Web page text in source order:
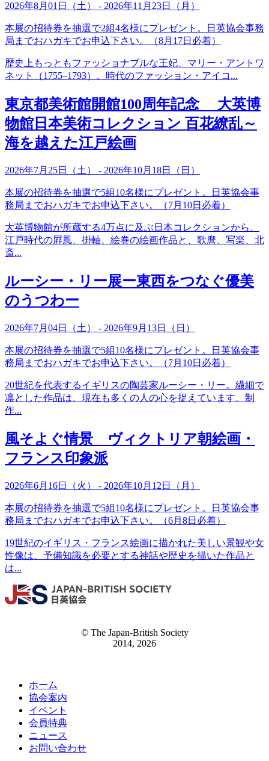
2026年8月01日（土） - 2026年11月23日（月）
本展の招待券を抽選で2組4名様にプレゼント。日英協会事務
局までおハガキでお申込下さい。（8月17日必着）
歴史上もっともファッショナブルな王妃、マリー・アントワ
ネット（1755–1793）。時代のファッション・アイコ...
東京都美術館開館100周年記念 大英博
物館日本美術コレクション 百花繚乱～
海を越えた江戸絵画
2026年7月25日（土） - 2026年10月18日（日）
本展の招待券を抽選で5組10名様にプレゼント。日英協会事
務局までおハガキでお申込下さい。（7月10日必着）
大英博物館が所蔵する4万点に及ぶ日本コレクションから、
江戸時代の屛風、掛軸、絵巻の絵画作品と、歌麿、写楽、北
斎...
ルーシー・リー展ー東西をつなぐ優美
のうつわー
2026年7月04日（土） - 2026年9月13日（日）
本展の招待券を抽選で5組10名様にプレゼント。日英協会事
務局までおハガキでお申込下さい。（7月10日必着）
20世紀を代表するイギリスの陶芸家ルーシー・リー。繊細で
凛とした作品は、現在も多くの人の心を捉えています。制
作...
風そよぐ情景 ヴィクトリア朝絵画・
フランス印象派
2026年6月16日（火） - 2026年10月12日（月）
本展の招待券を抽選で5組10名様にプレゼント。日英協会事
務局までおハガキでお申込下さい。（6月8日必着）
19世紀のイギリス・フランス絵画に描かれた美しい景観や女
性像は、予備知識を必要とする神話や歴史を描いた作品と
は...
© The Japan-British Society
2014, 2026
ホーム
協会案内
イベント
会員特典
ニュース
お問い合わせ